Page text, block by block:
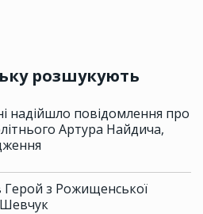
розшукують
надійшло повідомлення про
Артура Найдича,
Герой з Рожищенської
Шевчук